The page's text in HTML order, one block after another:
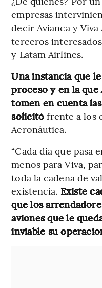
empresas
decir Avianca y
terceros
y Latam Airlines.
Una instancia que
proceso y en la que
tomen en cuenta
solicitó frente a los
Aeronáutica.
“Cada día que pasa
menos para Viva,
toda la cadena de
existencia. Existe
que los
aviones que le
inviable su